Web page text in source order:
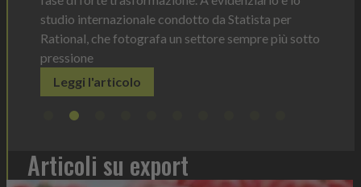
sotto
Articoli su export